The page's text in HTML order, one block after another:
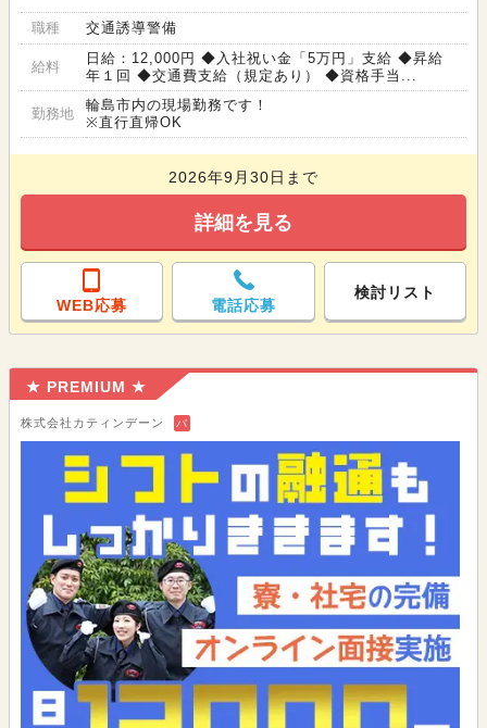
職種 交通誘導警備
給料
日給：12,000円 ◆入社祝い金「5万円」支給 ◆昇給
年１回 ◆交通費支給（規定あり） ◆資格手当...
勤務地
輪島市内の現場勤務です！
※直行直帰OK
2026年9月30日まで
詳細を見る
WEB応募 電話応募
検討リスト
★ PREMIUM ★
株式会社カティンデーン バ